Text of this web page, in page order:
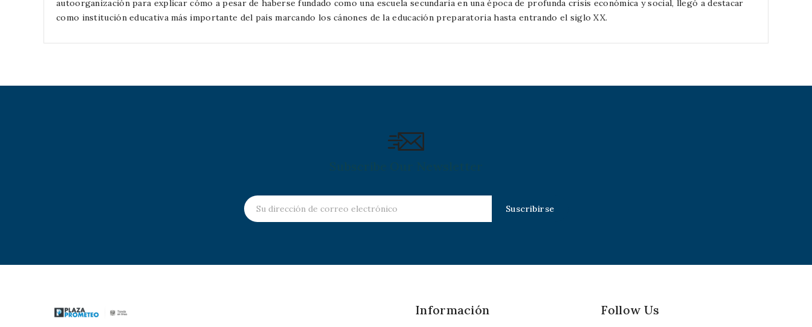
autoorganización para explicar cómo a pesar de haberse fundado como una escuela secundaria en una época de profunda crisis económica y social, llegó a destacar
como institución educativa más importante del país marcando los cánones de la educación preparatoria hasta entrando el siglo XX.
Información Follow Us